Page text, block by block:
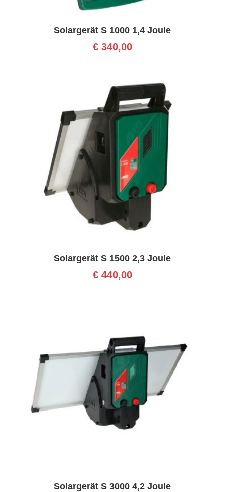
Solargerät S 1000 1,4 Joule
€340,00
Solargerät S 1500 2,3 Joule
€440,00
Solargerät S 3000 4,2 Joule